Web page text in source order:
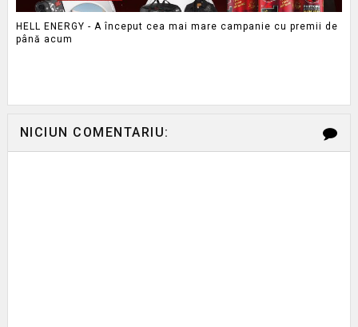
HELL ENERGY - A început cea mai mare campanie cu premii de
până acum
NICIUN COMENTARIU: